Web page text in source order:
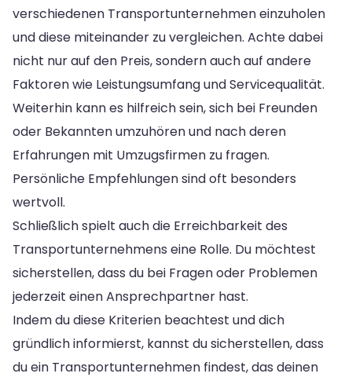
verschiedenen Transportunternehmen einzuholen
und diese miteinander zu vergleichen. Achte dabei
nicht nur auf den Preis, sondern auch auf andere
Faktoren wie Leistungsumfang und Servicequalität.
Weiterhin kann es hilfreich sein, sich bei Freunden
oder Bekannten umzuhören und nach deren
Erfahrungen mit Umzugsfirmen zu fragen.
Persönliche Empfehlungen sind oft besonders
wertvoll.
Schließlich spielt auch die Erreichbarkeit des
Transportunternehmens eine Rolle. Du möchtest
sicherstellen, dass du bei Fragen oder Problemen
jederzeit einen Ansprechpartner hast.
Indem du diese Kriterien beachtest und dich
gründlich informierst, kannst du sicherstellen, dass
du ein Transportunternehmen findest, das deinen